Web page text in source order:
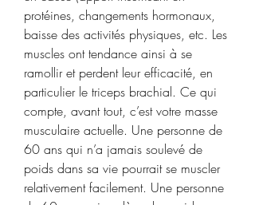
protéines, changements hormonaux,
baisse des activités physiques, etc. Les
muscles ont tendance ainsi à se
ramollir et perdent leur efficacité, en
particulier le triceps brachial. Ce qui
compte, avant tout, c’est votre masse
musculaire actuelle. Une personne de
60 ans qui n’a jamais soulevé de
poids dans sa vie pourrait se muscler
relativement facilement. Une personne